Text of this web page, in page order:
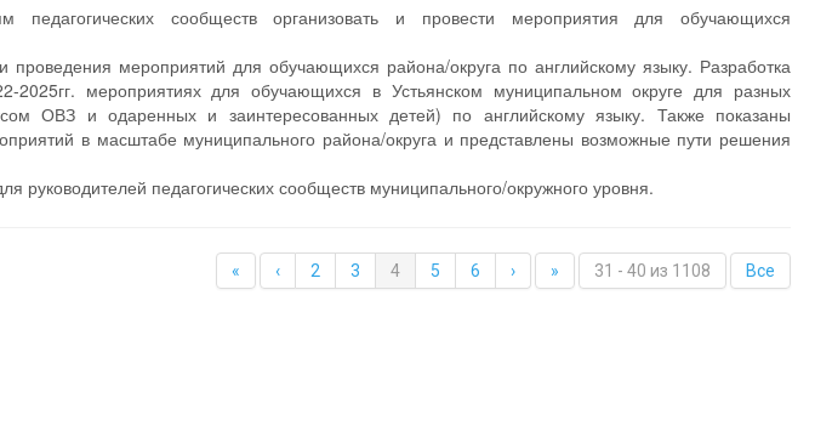
педагогических сообществ организовать и провести мероприятия для обучающихся
проведения мероприятий для обучающихся района/округа по английскому языку. Разработка
мероприятиях для обучающихся в Устьянском муниципальном округе для разных
ОВЗ и одаренных и заинтересованных детей) по английскому языку. Также показаны
в масштабе муниципального района/округа и представлены возможные пути решения
руководителей педагогических сообществ муниципального/окружного уровня.
« ‹ 2 3 4 5 6 › » 31 - 40 из 1108 Все